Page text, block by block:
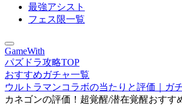
最強アシスト
フェス限一覧
GameWith
パズドラ攻略TOP
おすすめガチャ一覧
ウルトラマンコラボの当たりと評価｜ガ
カネゴンの評価！超覚醒/潜在覚醒おすす